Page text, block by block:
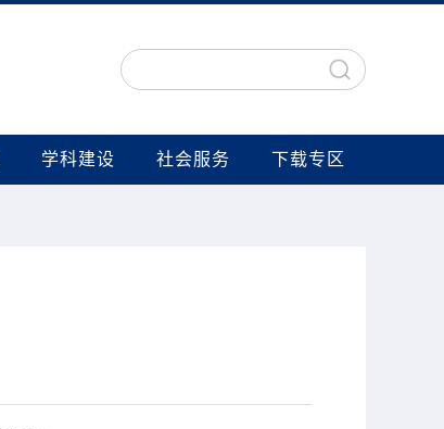
学科建设 社会服务 下载专区